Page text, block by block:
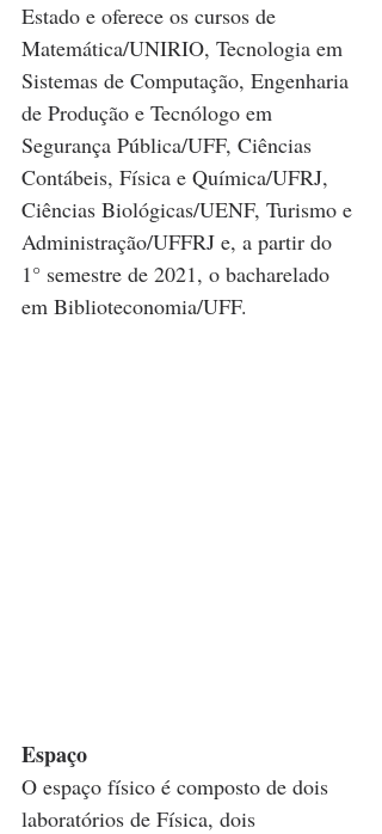
Estado e oferece os cursos de
Matemática/UNIRIO, Tecnologia em
Sistemas de Computação, Engenharia
de Produção e Tecnólogo em
Segurança Pública/UFF, Ciências
Contábeis, Física e Química/UFRJ,
Ciências Biológicas/UENF, Turismo e
Administração/UFFRJ e, a partir do
1° semestre de 2021, o bacharelado
em Biblioteconomia/UFF.
Espaço
O espaço físico é composto de dois
laboratórios de Física, dois